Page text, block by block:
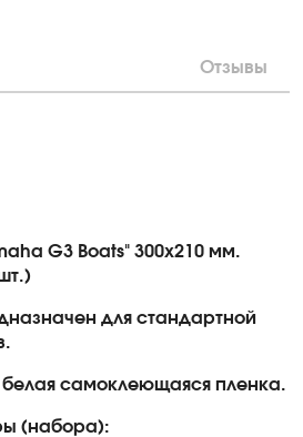
Отзывы
G3 Boats" 300х210 мм.
для стандартной
самоклеющаяся пленка.
(набора):